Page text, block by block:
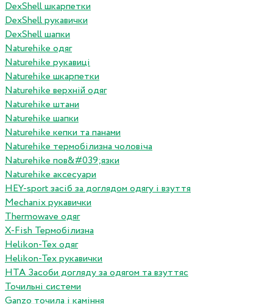
DexShell шкарпетки
DexShell рукавички
DexShell шапки
Naturehike одяг
Naturehike рукавиці
Naturehike шкарпетки
Naturehike верхній одяг
Naturehike штани
Naturehike шапки
Naturehike кепки та панами
Naturehike термобілизна чоловіча
Naturehike пов&#039;язки
Naturehike аксесуари
HEY-sport засіб за доглядом одягу і взуття
Mechanix рукавички
Thermowave одяг
X-Fish Термобілизна
Helikon-Tex одяг
Helikon-Tex рукавички
HTA Засоби догляду за одягом та взуттяс
Точильні системи
Ganzo точила і каміння